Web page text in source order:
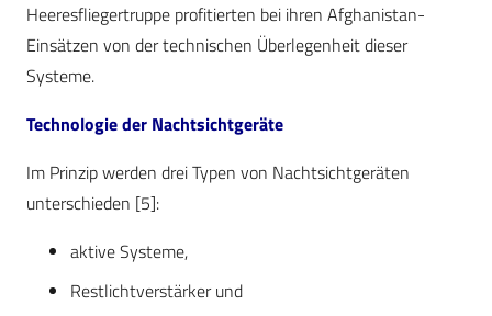
Heeresfliegertruppe profitierten bei ihren Afghanistan-
Einsätzen von der technischen Überlegenheit dieser
Systeme.
Technologie der Nachtsichtgeräte
Im Prinzip werden drei Typen von Nachtsichtgeräten
unterschieden [5]:
aktive Systeme,
Restlichtverstärker und